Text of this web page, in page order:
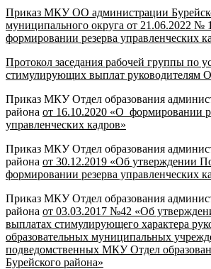
Приказ МКУ ОО администрации
муниципального округа от 21.06.2022 №
формировании резерва управленческих
Протокол заседания рабочей группы по
стимулирующих выплат руководителям
Приказ МКУ Отдел образования
района от 16.10.2020 «О формировании
управленческих кадров»
Приказ МКУ Отдел образования
района от 30.12.2019 «Об утверждении
формировании резерва управленческих
Приказ МКУ Отдел образования
района от 03.03.2017 №42 «Об
выплатах стимулирующего характера
образовательных муниципальных
подведомственных МКУ Отдел
Бурейского района»